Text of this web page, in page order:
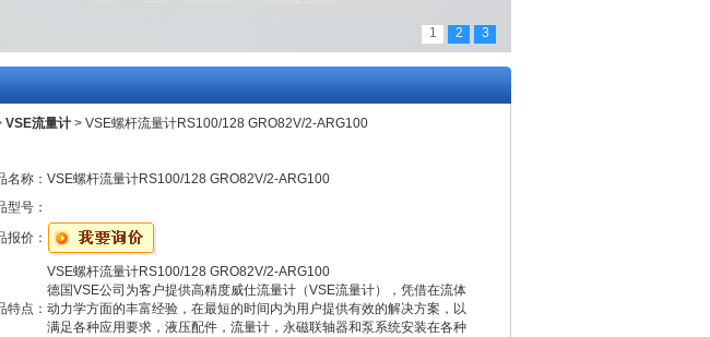
1 2 3
VSE流量计 > VSE螺杆流量计RS100/128 GRO82V/2-ARG100
名称： VSE螺杆流量计RS100/128 GRO82V/2-ARG100
型号：
报价：
特点：
VSE螺杆流量计RS100/128 GRO82V/2-ARG100
德国VSE公司为客户提供高精度威仕流量计（VSE流量计），凭借在流体
动力学方面的丰富经验，在最短的时间内为用户提供有效的解决方案，以
满足各种应用要求，液压配件，流量计，永磁联轴器和泵系统安装在各种